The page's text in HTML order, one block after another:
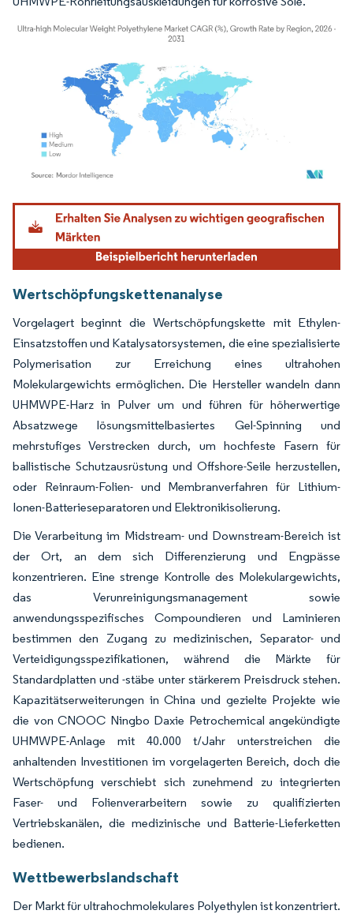
Bild © Mordor Intelligence. Wiederverwendung erfordert Namensnennung gemäß
Wertschöpfungskettenanalyse
Vorgelagert beginnt die Wertschöpfungskette mit Ethylen-
Einsatzstoffen und Katalysatorsystemen, die eine spezialisierte
Polymerisation zur Erreichung eines ultrahohen
Molekulargewichts ermöglichen. Die Hersteller wandeln dann
UHMWPE-Harz in Pulver um und führen für höherwertige
Absatzwege lösungsmittelbasiertes Gel-Spinning und
mehrstufiges Verstrecken durch, um hochfeste Fasern für
ballistische Schutzausrüstung und Offshore-Seile herzustellen,
oder Reinraum-Folien- und Membranverfahren für Lithium-
Ionen-Batterieseparatoren und Elektronikisolierung.
Die Verarbeitung im Midstream- und Downstream-Bereich ist
der Ort, an dem sich Differenzierung und Engpässe
konzentrieren. Eine strenge Kontrolle des Molekulargewichts,
das Verunreinigungsmanagement sowie
anwendungsspezifisches Compoundieren und Laminieren
bestimmen den Zugang zu medizinischen, Separator- und
Verteidigungsspezifikationen, während die Märkte für
Standardplatten und -stäbe unter stärkerem Preisdruck stehen.
Kapazitätserweiterungen in China und gezielte Projekte wie
die von CNOOC Ningbo Daxie Petrochemical angekündigte
UHMWPE-Anlage mit 40.000 t/Jahr unterstreichen die
anhaltenden Investitionen im vorgelagerten Bereich, doch die
Wertschöpfung verschiebt sich zunehmend zu integrierten
Faser- und Folienverarbeitern sowie zu qualifizierten
Vertriebskanälen, die medizinische und Batterie-Lieferketten
bedienen.
Wettbewerbslandschaft
Der Markt für ultrahochmolekulares Polyethylen ist konzentriert.